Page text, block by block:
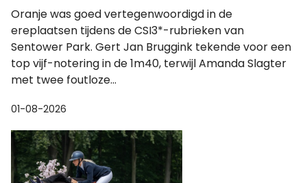
Oranje was goed vertegenwoordigd in de
ereplaatsen tijdens de CSI3*-rubrieken van
Sentower Park. Gert Jan Bruggink tekende voor een
top vijf-notering in de 1m40, terwijl Amanda Slagter
met twee foutloze...
01-08-2026